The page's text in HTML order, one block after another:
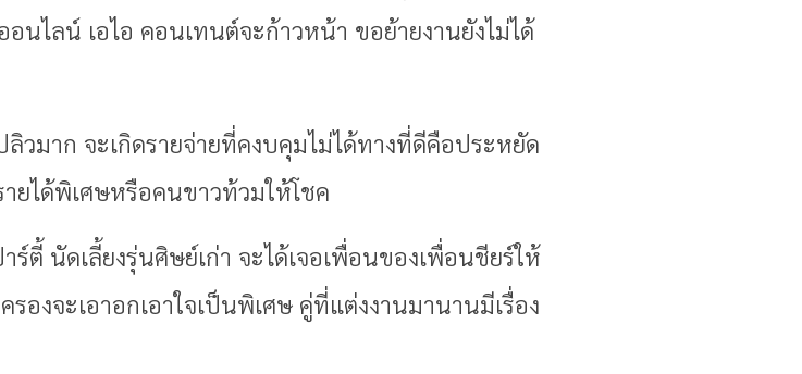
ไลน์ เอไอ คอนเทนต์จะก้าวหน้า ขอย้ายงานยังไม่ได้
วมาก จะเกิดรายจ่ายที่คงบคุมไม่ได้ทางที่ดีคือประหยัด
ยได้พิเศษหรือคนขาวท้วมให้โชค
ร์ตี้ นัดเลี้ยงรุ่นศิษย์เก่า จะได้เจอเพื่อนของเพื่อนชียร์ให้
งจะเอาอกเอาใจเป็นพิเศษ คู่ที่แต่งงานมานานมีเรื่อง